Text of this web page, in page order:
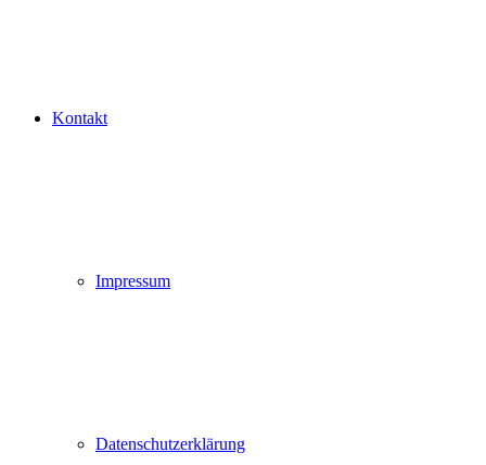
Kontakt
Impressum
Datenschutzerklärung